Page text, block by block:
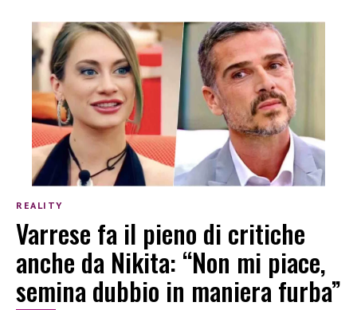
REALITY
Varrese fa il pieno di critiche
anche da Nikita: “Non mi piace,
semina dubbio in maniera furba”